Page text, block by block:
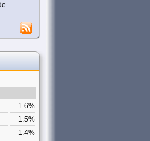
1.6%
1.5%
1.4%